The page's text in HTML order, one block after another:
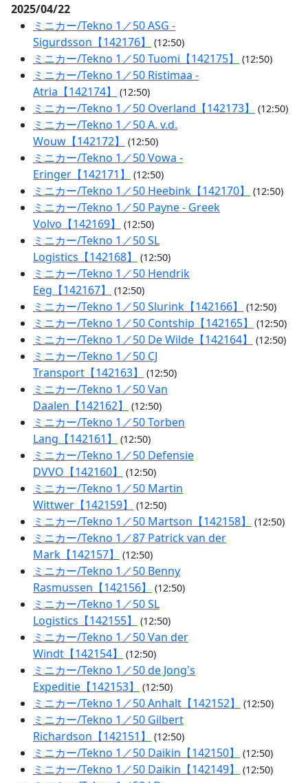
2025/04/22
ミニカー/Tekno 1／50 ASG -
Sigurdsson【142176】
(12:50)
ミニカー/Tekno 1／50 Tuomi【142175】 (12:50)
ミニカー/Tekno 1／50 Ristimaa -
Atria【142174】
(12:50)
ミニカー/Tekno 1／50 Overland【142173】 (12:50)
ミニカー/Tekno 1／50 A. v.d.
Wouw【142172】
(12:50)
ミニカー/Tekno 1／50 Vowa -
Eringer【142171】
(12:50)
ミニカー/Tekno 1／50 Heebink【142170】 (12:50)
ミニカー/Tekno 1／50 Payne - Greek
Volvo【142169】
(12:50)
ミニカー/Tekno 1／50 SL
Logistics【142168】
(12:50)
ミニカー/Tekno 1／50 Hendrik
Eeg【142167】
(12:50)
ミニカー/Tekno 1／50 Slurink【142166】 (12:50)
ミニカー/Tekno 1／50 Contship【142165】 (12:50)
ミニカー/Tekno 1／50 De Wilde【142164】 (12:50)
ミニカー/Tekno 1／50 CJ
Transport【142163】
(12:50)
ミニカー/Tekno 1／50 Van
Daalen【142162】
(12:50)
ミニカー/Tekno 1／50 Torben
Lang【142161】
(12:50)
ミニカー/Tekno 1／50 Defensie
DVVO【142160】
(12:50)
ミニカー/Tekno 1／50 Martin
Wittwer【142159】
(12:50)
ミニカー/Tekno 1／50 Martson【142158】 (12:50)
ミニカー/Tekno 1／87 Patrick van der
Mark【142157】
(12:50)
ミニカー/Tekno 1／50 Benny
Rasmussen【142156】
(12:50)
ミニカー/Tekno 1／50 SL
Logistics【142155】
(12:50)
ミニカー/Tekno 1／50 Van der
Windt【142154】
(12:50)
ミニカー/Tekno 1／50 de Jong's
Expeditie【142153】
(12:50)
ミニカー/Tekno 1／50 Anhalt【142152】 (12:50)
ミニカー/Tekno 1／50 Gilbert
Richardson【142151】
(12:50)
ミニカー/Tekno 1／50 Daikin【142150】 (12:50)
ミニカー/Tekno 1／50 Daikin【142149】 (12:50)